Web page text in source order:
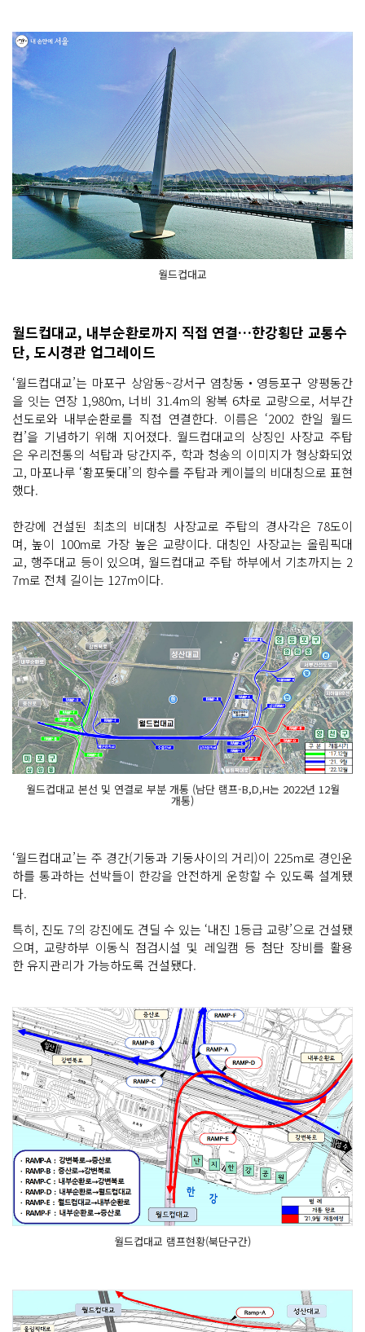
월드컵대교
월드컵대교, 내부순환로까지 직접 연결…한강횡단 교통수
단, 도시경관 업그레이드
‘월드컵대교’는 마포구 상암동~강서구 염창동‧영등포구 양평동간
을 잇는 연장 1,980m, 너비 31.4m의 왕복 6차로 교량으로, 서부간
선도로와 내부순환로를 직접 연결한다. 이름은 ‘2002 한일 월드
컵’을 기념하기 위해 지어졌다. 월드컵대교의 상징인 사장교 주탑
은 우리전통의 석탑과 당간지주, 학과 청송의 이미지가 형상화되었
고, 마포나루 ‘황포돛대’의 향수를 주탑과 케이블의 비대칭으로 표현
했다.
한강에 건설된 최초의 비대칭 사장교로 주탑의 경사각은 78도이
며, 높이 100m로 가장 높은 교량이다. 대칭인 사장교는 올림픽대
교, 행주대교 등이 있으며, 월드컵대교 주탑 하부에서 기초까지는 2
7m로 전체 길이는 127m이다.
월드컵대교 본선 및 연결로 부분 개통 (남단 램프-B,D,H는 2022년 12월
개통)
‘월드컵대교’는 주 경간(기둥과 기둥사이의 거리)이 225m로 경인운
하를 통과하는 선박들이 한강을 안전하게 운항할 수 있도록 설계됐
다.
특히, 진도 7의 강진에도 견딜 수 있는 ‘내진 1등급 교량’으로 건설됐
으며, 교량하부 이동식 점검시설 및 레일캠 등 첨단 장비를 활용
한 유지관리가 가능하도록 건설됐다.
월드컵대교 램프현황(북단구간)